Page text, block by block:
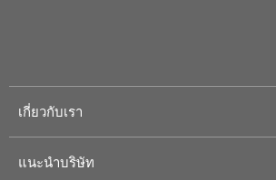
เกี่ยวกับเรา
แนะนำบริษัท